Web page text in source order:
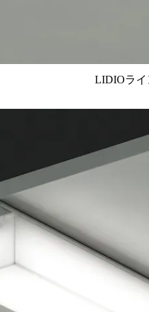
LIDIOライ